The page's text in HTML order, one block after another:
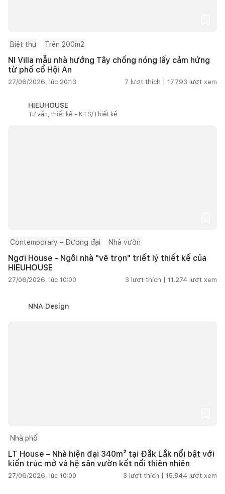
Biệt thự Trên 200m2
NI Villa mẫu nhà hướng Tây chống nóng lấy cảm hứng
từ phố cổ Hội An
27/06/2026, lúc 20:13 7 lượt thích | 17.793 lượt xem
HIEUHOUSE
Tư vấn, thiết kế - KTS/Thiết kế
Contemporary – Đương đại Nhà vườn
Ngơi House - Ngôi nhà "vẽ trọn" triết lý thiết kế của
HIEUHOUSE
27/06/2026, lúc 10:00 3 lượt thích | 11.274 lượt xem
NNA Design
Nhà phố
LT House – Nhà hiện đại 340m² tại Đắk Lắk nổi bật với
kiến trúc mở và hệ sân vườn kết nối thiên nhiên
27/06/2026, lúc 10:00 3 lượt thích | 15.844 lượt xem